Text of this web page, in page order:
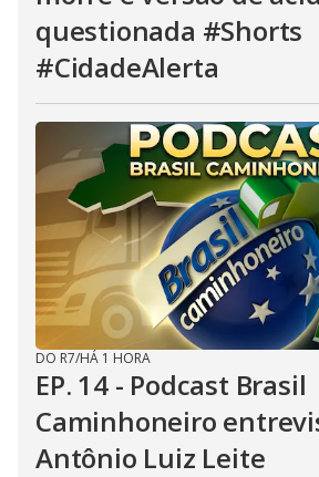
questionada #Shorts
#CidadeAlerta
DO R7/HÁ 1 HORA
EP. 14 - Podcast Brasil
Caminhoneiro
Antônio Luiz Leite